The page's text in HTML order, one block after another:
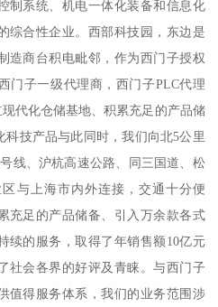
制系统、机电一体化装备和信息化
综合性企业。西部科技园，东边是
造商台积电毗邻，作为西门子授权
门子一级代理商，西门子PLC代理
代化仓储基地、积累充足的产品储
技产品与此同时，我们向北5公里
线、沪杭高速公路、同三国道、松
与上海市内外连接，交通十分便
充足的产品储备、引入万余款各式
续的服务，取得了年销售额10亿元
社会各界的好评及青睐。与西门子
值得服务体系，我们的业务范围涉